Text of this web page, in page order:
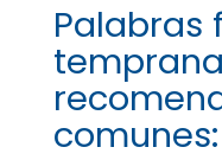
Palabras
comunes: